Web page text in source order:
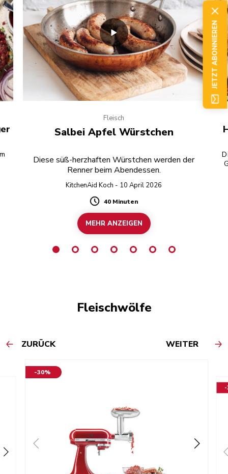
Fleisch
Salbei Apfel Würstchen
Diese süß-herzhaften Würstchen werden der
Renner beim Abendessen.
KitchenAid Koch - 10 April 2026
Duration
40 Minuten
MEHR ANZEIGEN
Fleischwölfe
ZURÜCK WEITER
-30%
-
JETZT ABONNIEREN